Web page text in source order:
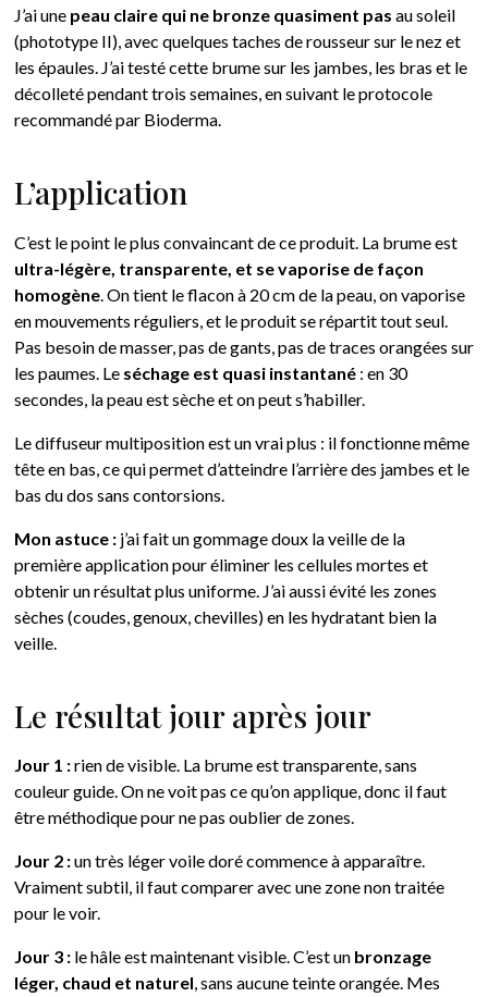
J’ai une peau claire qui ne bronze quasiment pas au soleil
(phototype II), avec quelques taches de rousseur sur le nez et
les épaules. J’ai testé cette brume sur les jambes, les bras et le
décolleté pendant trois semaines, en suivant le protocole
recommandé par Bioderma.
L’application
C’est le point le plus convaincant de ce produit. La brume est
ultra-légère, transparente, et se vaporise de façon
homogène . On tient le flacon à 20 cm de la peau, on vaporise
en mouvements réguliers, et le produit se répartit tout seul.
Pas besoin de masser, pas de gants, pas de traces orangées sur
les paumes. Le séchage est quasi instantané : en 30
secondes, la peau est sèche et on peut s’habiller.
Le diffuseur multiposition est un vrai plus : il fonctionne même
tête en bas, ce qui permet d’atteindre l’arrière des jambes et le
bas du dos sans contorsions.
Mon astuce : j’ai fait un gommage doux la veille de la
première application pour éliminer les cellules mortes et
obtenir un résultat plus uniforme. J’ai aussi évité les zones
sèches (coudes, genoux, chevilles) en les hydratant bien la
veille.
Le résultat jour après jour
Jour 1 :rien de visible. La brume est transparente, sans
couleur guide. On ne voit pas ce qu’on applique, donc il faut
être méthodique pour ne pas oublier de zones.
Jour 2 :un très léger voile doré commence à apparaître.
Vraiment subtil, il faut comparer avec une zone non traitée
pour le voir.
Jour 3 : le hâle est maintenant visible. C’est un bronzage
léger, chaud et naturel, sans aucune teinte orangée. Mes